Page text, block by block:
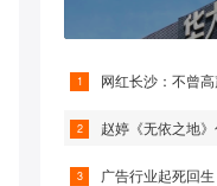
网红长沙：不曾
赵婷《无依之地
广告行业起死回生